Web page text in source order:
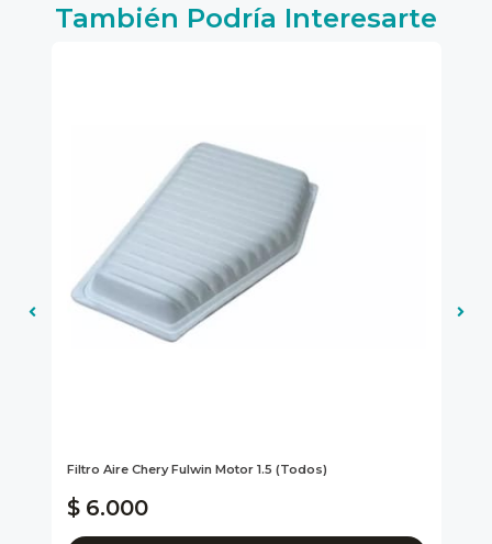
También Podría Interesarte
Filtro Aire Chery Fulwin Motor 1.5 (todos)
$ 6.000